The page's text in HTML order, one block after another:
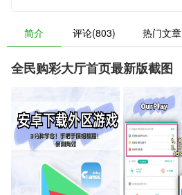
简介 评论(803) 热门文章
全民购彩大厅首页最新版截图